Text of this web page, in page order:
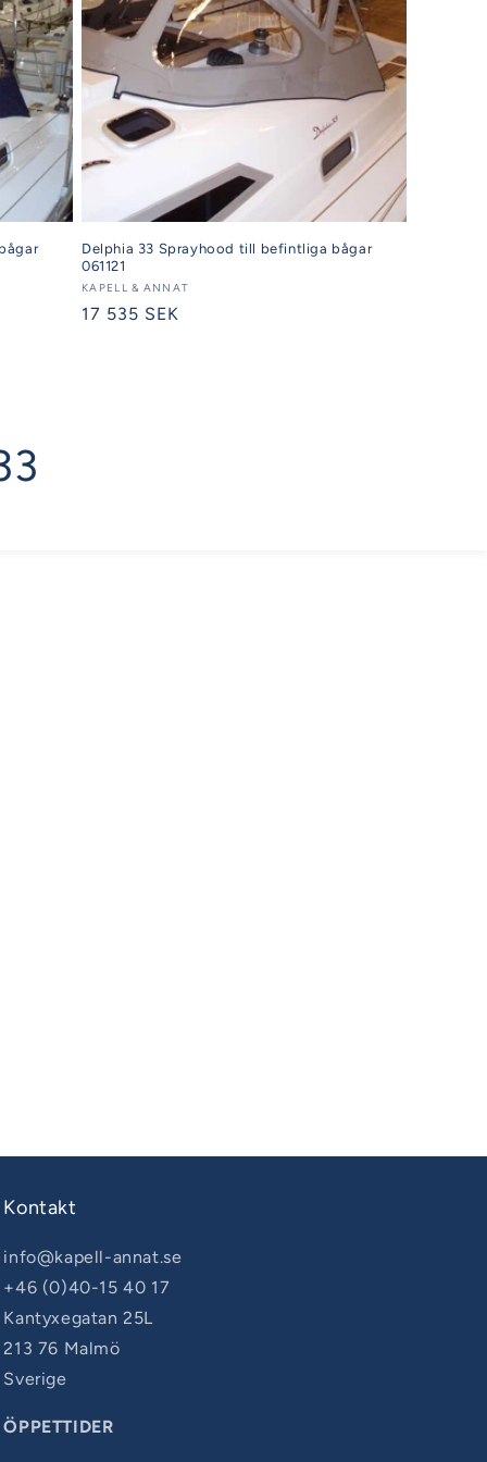
Delphia 33 Sprayhood till befintliga bågar
061121
Säljare:
KAPELL & ANNAT
Ordinarie
17 535 SEK
Kontakt
info@kapell-annat.se
+46 (0)40-15 40 17
Kantyxegatan 25L
213 76 Malmö
Sverige
ÖPPETTIDER